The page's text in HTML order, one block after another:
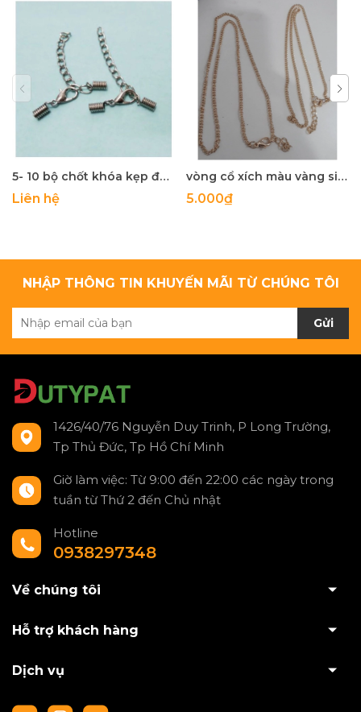
5- 10 bộ chốt khóa kẹp đầu dây : lò xo-móc càng cua- xích tăng đưa
Liên hệ
vòng cổ xích màu vàng size 3mm dài 54cm
5.000₫
NHẬP THÔNG TIN KHUYẾN MÃI TỪ CHÚNG TÔI
Gửi
1426/40/76 Nguyễn Duy Trinh, P Long Trường,
Tp Thủ Đức, Tp Hồ Chí Minh
Giờ làm việc: Từ 9:00 đến 22:00 các ngày trong
tuần từ Thứ 2 đến Chủ nhật
Hotline
0938297348
Về chúng tôi
Hỗ trợ khách hàng
Dịch vụ